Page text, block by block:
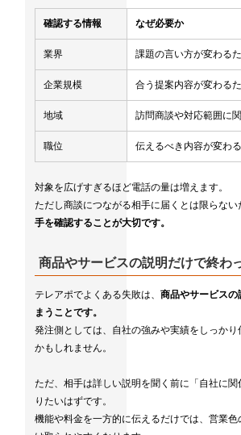
確認する情報 なぜ必要か
業界 課題の言い方が変わる
企業規模 合う提案内容が変わる
地域 訪問商談や対応範囲に
職位 伝えるべき内容が変わ
対象を広げすぎるほど電話の量は増えます。
ただし商談につながる相手に届くとは限らない
手を確認することが大切です。
商品やサービスの説明だけで終わ
テレアポでよくある失敗は、 商品やサービスの
まうことです。
発注側としては、自社の強みや実績をしっかり
かもしれません。
ただ、相手は詳しい説明を聞く前に「自社に関
りたいはずです。
機能や料金を一方的に伝えるだけでは、営業色